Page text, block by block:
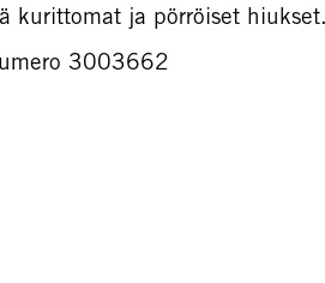
kurittomat ja pörröiset
3003662